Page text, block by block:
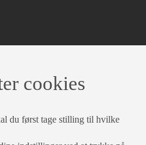
cookies
du først tage stilling til hvilke